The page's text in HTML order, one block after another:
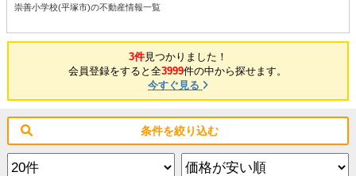
崇善小学校(平塚市)の不動産情報一覧
3件見つかりました！
会員登録をすると全3999件の中から探せます。
今すぐ見る
条件を絞り込む